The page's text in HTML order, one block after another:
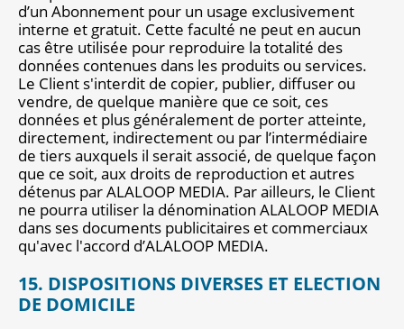
d’un Abonnement pour un usage exclusivement
interne et gratuit. Cette faculté ne peut en aucun
cas être utilisée pour reproduire la totalité des
données contenues dans les produits ou services.
Le Client s'interdit de copier, publier, diffuser ou
vendre, de quelque manière que ce soit, ces
données et plus généralement de porter atteinte,
directement, indirectement ou par l’intermédiaire
de tiers auxquels il serait associé, de quelque façon
que ce soit, aux droits de reproduction et autres
détenus par ALALOOP MEDIA. Par ailleurs, le Client
ne pourra utiliser la dénomination ALALOOP MEDIA
dans ses documents publicitaires et commerciaux
qu'avec l'accord d’ALALOOP MEDIA.
15. DISPOSITIONS DIVERSES ET ELECTION
DE DOMICILE